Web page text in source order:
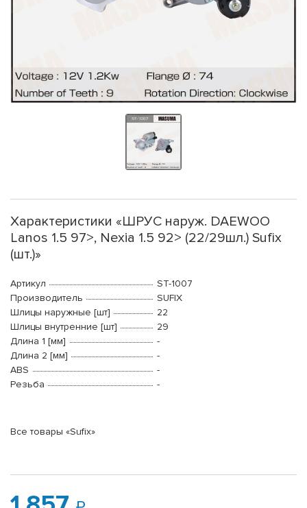
Характеристики «ШРУС наруж. DAEWOO
Lanos 1.5 97>, Nexia 1.5 92> (22/29шл.) Sufix
(шт.)»
Артикул
ST-1007
Производитель
SUFIX
Шлицы наружные [шт]
22
Шлицы внутренние [шт]
29
Длина 1 [мм]
-
Длина 2 [мм]
-
ABS
-
Резьба
-
Все товары «Sufix»